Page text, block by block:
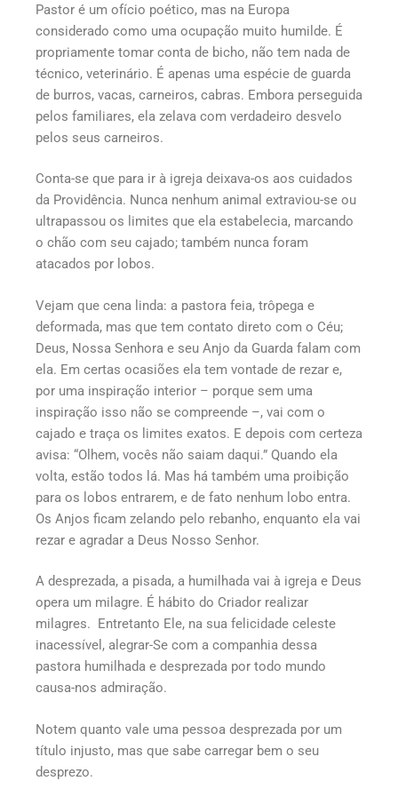
Pastor é um ofício poético, mas na Europa
considerado como uma ocupação muito humilde. É
propriamente tomar conta de bicho, não tem nada de
técnico, veterinário. É apenas uma espécie de guarda
de burros, vacas, carneiros, cabras. Embora perseguida
pelos familiares, ela zelava com verdadeiro desvelo
pelos seus carneiros.
Conta-se que para ir à igreja deixava-os aos cuidados
da Providência. Nunca nenhum animal extraviou-se ou
ultrapassou os limites que ela estabelecia, marcando
o chão com seu cajado; também nunca foram
atacados por lobos.
Vejam que cena linda: a pastora feia, trôpega e
deformada, mas que tem contato direto com o Céu;
Deus, Nossa Senhora e seu Anjo da Guarda falam com
ela. Em certas ocasiões ela tem vontade de rezar e,
por uma inspiração interior – porque sem uma
inspiração isso não se compreende –, vai com o
cajado e traça os limites exatos. E depois com certeza
avisa: “Olhem, vocês não saiam daqui.” Quando ela
volta, estão todos lá. Mas há também uma proibição
para os lobos entrarem, e de fato nenhum lobo entra.
Os Anjos ficam zelando pelo rebanho, enquanto ela vai
rezar e agradar a Deus Nosso Senhor.
A desprezada, a pisada, a humilhada vai à igreja e Deus
opera um milagre. É hábito do Criador realizar
milagres. Entretanto Ele, na sua felicidade celeste
inacessível, alegrar-Se com a companhia dessa
pastora humilhada e desprezada por todo mundo
causa-nos admiração.
Notem quanto vale uma pessoa desprezada por um
título injusto, mas que sabe carregar bem o seu
desprezo.